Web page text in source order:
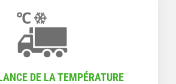
DE LA TEMPÉRATURE